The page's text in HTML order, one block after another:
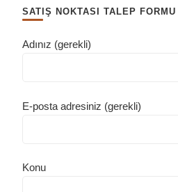
SATIŞ NOKTASI TALEP FORMU
Adınız (gerekli)
E-posta adresiniz (gerekli)
Konu